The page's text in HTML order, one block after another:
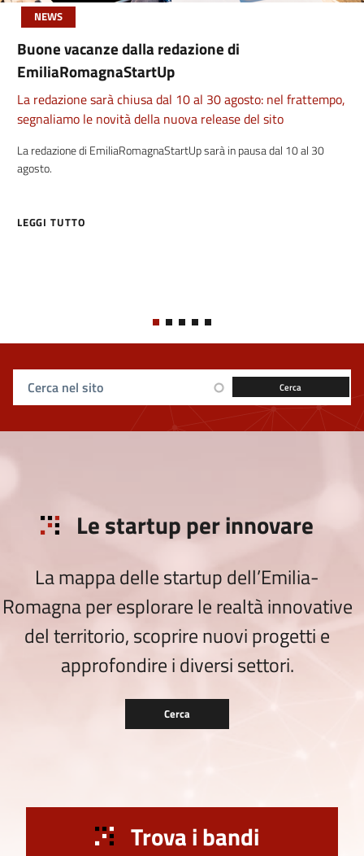
NEWS
Buone vacanze dalla redazione di
EmiliaRomagnaStartUp
La redazione sarà chiusa dal 10 al 30 agosto: nel frattempo,
segnaliamo le novità della nuova release del sito
La redazione di EmiliaRomagnaStartUp sarà in pausa dal 10 al 30
agosto.
LEGGI TUTTO
ABOUT BUONE VACANZE DALLA REDAZIONE DI
Ricerca sul sito
Le startup per innovare
La mappa delle startup dell’Emilia-
Romagna per esplorare le realtà innovative
del territorio, scoprire nuovi progetti e
approfondire i diversi settori.
Cerca
Trova i bandi